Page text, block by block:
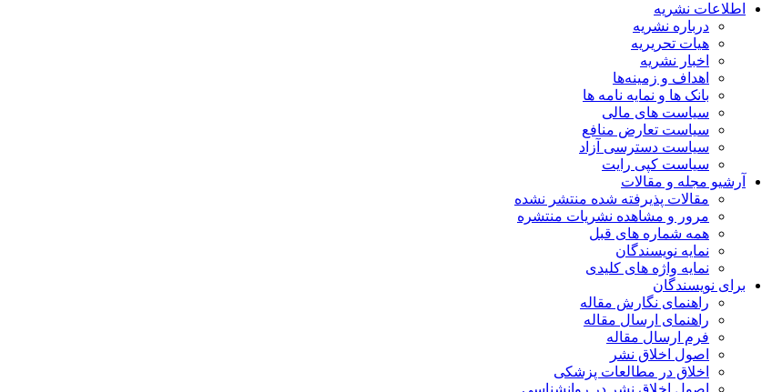
اطلاعات نشریه
درباره نشریه
هیات تحریریه
اخبار نشریه
اهداف و زمینه‌ها
بانک ها و نمایه نامه ها
سیاست های مالی
سیاست تعارض منافع
سیاست دسترسی آزاد
سیاست کپی رایت
آرشیو مجله و مقالات
مقالات پذیرفته شده منتشر نشده
مرور و مشاهده نشریات منتشره
همه شماره های قبل
نمایه نویسندگان
نمایه واژه های کلیدی
برای نویسندگان
راهنمای نگارش مقاله
راهنمای ارسال مقاله
فرم ارسال مقاله
اصول اخلاق نشر
اخلاق در مطالعات پزشکی
اصول اخلاق نشر در روانشناسی